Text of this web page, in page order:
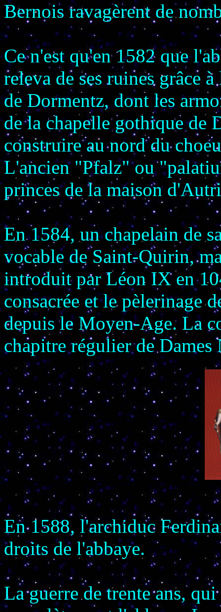
Bernois ravagèrent de
Ce n'est qu'en 1582 que
releva de ses ruines grâce
de Dormentz, dont les
de la chapelle gothique de
construire au nord du
L'ancien "Pfalz" ou
princes de la maison
En 1584, un chapelain de
vocable de Saint-Quirin,
introduit par Léon IX en
consacrée et le pèlerinage
depuis le Moyen-Age. La
chapitre régulier de Dames
En 1588, l'archiduc
droits de l'abbaye.
La guerre de trente ans,